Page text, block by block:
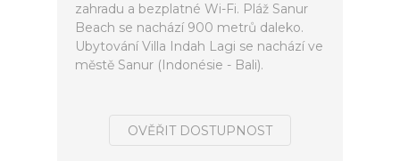
zahradu a bezplatné Wi-Fi. Pláž Sanur
Beach se nachází 900 metrů daleko.
Ubytování Villa Indah Lagi se nachází ve
městě Sanur (Indonésie - Bali).
OVĚŘIT DOSTUPNOST